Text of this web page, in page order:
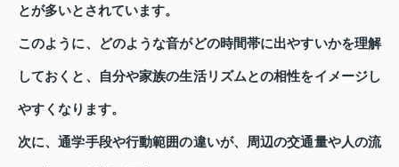
とが多いとされています。
このように、どのような音がどの時間帯に出やすいかを理解
しておくと、自分や家族の生活リズムとの相性をイメージし
やすくなります。
次に、通学手段や行動範囲の違いが、周辺の交通量や人の流